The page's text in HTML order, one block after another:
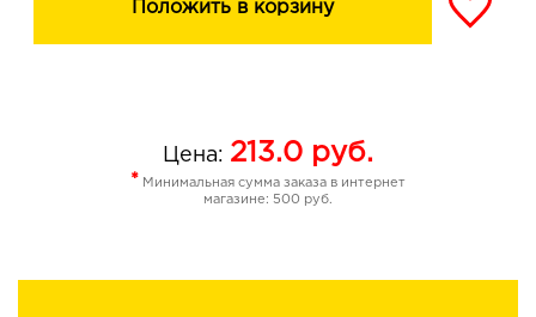
великолепно питает кожу, восстанавливает
Экстракт плодов шиповника глубоко увлажняет и
питает кожу, повышает ее плотность и эластичность,
снимает раздражения.
Положить в корзину
Цена: 213.0 руб.
* Минимальная сумма заказа в интернет
магазине: 500 руб.